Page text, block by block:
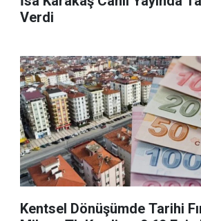
Verdi
Kentsel Dönüşümde Tarihi